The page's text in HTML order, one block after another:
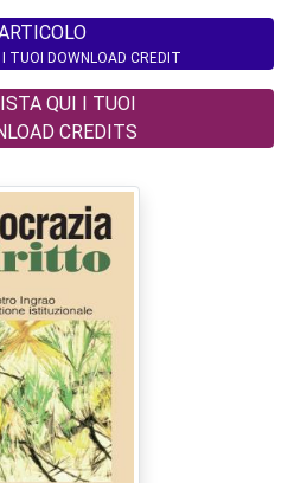
TUOI DOWNLOAD CREDIT
QUI I TUOI
CREDITS